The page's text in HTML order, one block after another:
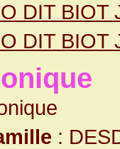
DIT BIOT
DIT BIOT
: